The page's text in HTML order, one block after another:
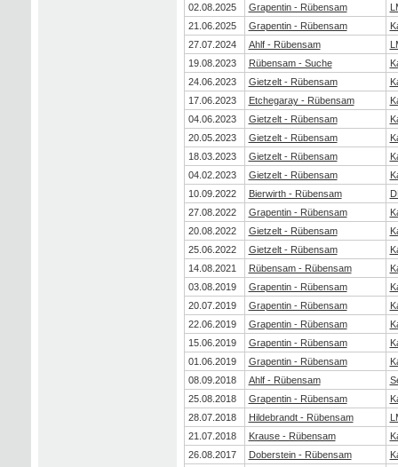
02.08.2025
Grapentin - Rübensam
21.06.2025
Grapentin - Rübensam
27.07.2024
Ahlf - Rübensam
19.08.2023
Rübensam - Suche
24.06.2023
Gietzelt - Rübensam
17.06.2023
Etchegaray - Rübensam
04.06.2023
Gietzelt - Rübensam
20.05.2023
Gietzelt - Rübensam
18.03.2023
Gietzelt - Rübensam
04.02.2023
Gietzelt - Rübensam
10.09.2022
Bierwirth - Rübensam
27.08.2022
Grapentin - Rübensam
20.08.2022
Gietzelt - Rübensam
25.06.2022
Gietzelt - Rübensam
14.08.2021
Rübensam - Rübensam
03.08.2019
Grapentin - Rübensam
20.07.2019
Grapentin - Rübensam
22.06.2019
Grapentin - Rübensam
15.06.2019
Grapentin - Rübensam
01.06.2019
Grapentin - Rübensam
08.09.2018
Ahlf - Rübensam
25.08.2018
Grapentin - Rübensam
28.07.2018
Hildebrandt - Rübensam
21.07.2018
Krause - Rübensam
26.08.2017
Doberstein - Rübensam